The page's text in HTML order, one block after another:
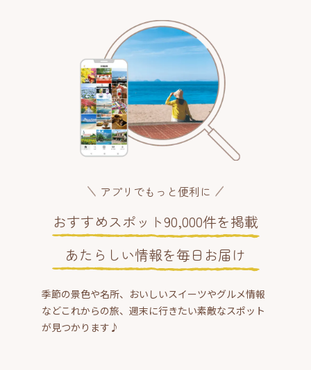
アプリでもっと便利に
おすすめスポット90,000件を掲載
あたらしい情報を毎日お届け
季節の景色や名所、おいしいスイーツやグルメ情報
などこれからの旅、週末に行きたい素敵なスポット
が見つかります♪